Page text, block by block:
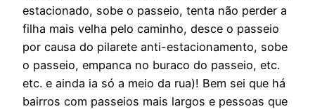
estacionado, sobe o passeio, tenta não perder a
filha mais velha pelo caminho, desce o passeio
por causa do pilarete anti-estacionamento, sobe
o passeio, empanca no buraco do passeio, etc.
etc. e ainda ia só a meio da rua)! Bem sei que há
bairros com passeios mais largos e pessoas que